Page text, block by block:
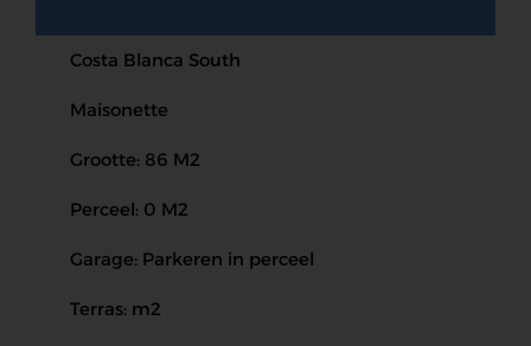
Costa Blanca South
Maisonette
Grootte: 86 M2
Perceel: 0 M2
Garage: Parkeren in perceel
Terras: m2